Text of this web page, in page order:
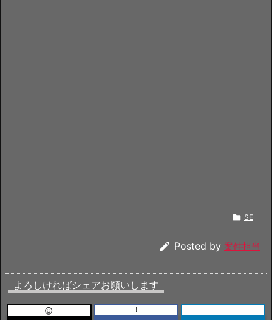
 SE
 Posted by 案件担当
よろしければシェアお願いします
 ! -